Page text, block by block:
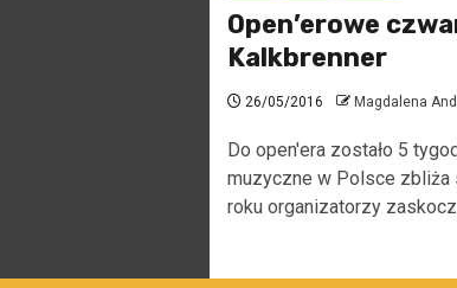
Open’erowe
Kalkbrenner
26/05/2016 Magdalena
Do open'era zostało 5
muzyczne w Polsce zbliża
roku organizatorzy